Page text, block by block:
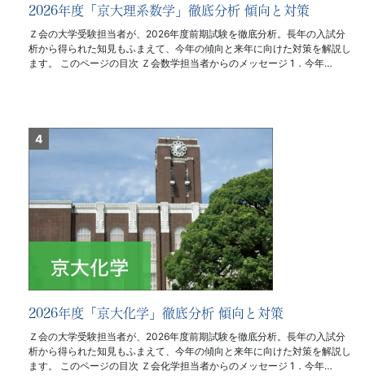
2026年度「京大理系数学」徹底分析 傾向と対策
Ｚ会の大学受験担当者が、2026年度前期試験を徹底分析。長年の入試分
析から得られた知見もふまえて、今年の傾向と来年に向けた対策を解説し
ます。 このページの目次 Ｚ会数学担当者からのメッセージ 1．今年…
2026年度「京大化学」徹底分析 傾向と対策
Ｚ会の大学受験担当者が、2026年度前期試験を徹底分析。長年の入試分
析から得られた知見もふまえて、今年の傾向と来年に向けた対策を解説し
ます。 このページの目次 Ｚ会化学担当者からのメッセージ 1．今年…